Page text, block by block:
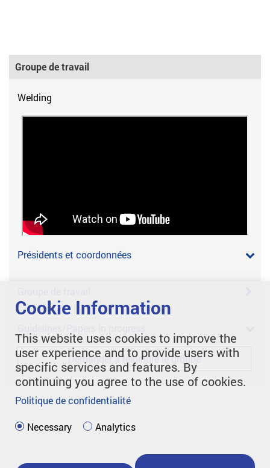
Groupe de travail
Welding
Présidents et coordonnées
Demander à rejoindre le groupe
Cookie Information
This website uses cookies to improve the
user experience and to provide users with
specific services and features. By
continuing you agree to the use of cookies.
Politique de confidentialité
Necessary Analytics